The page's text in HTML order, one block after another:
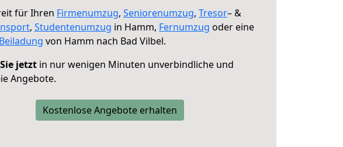
für Ihren Firmenumzug, Seniorenumzug, Tresor– &
, Studentenumzug in Hamm, Fernumzug oder eine
Beiladung von Hamm nach Bad Vilbel.
jetzt in nur wenigen Minuten unverbindliche und
Angebote.
Kostenlose Angebote erhalten